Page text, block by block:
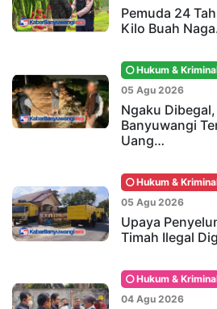
Pemuda 24
Kilo Buah
Hukum &
05 Agu 2026
Ngaku
Banyuwangi
Uang…
Hukum &
05 Agu 2026
Upaya
Timah Ilegal
Hukum &
04 Agu 2026